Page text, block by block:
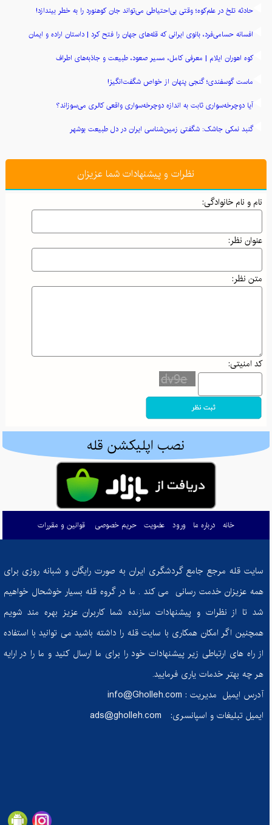
حادثه تلخ در علم‌کوه؛ وقتی بی‌احتیاطی می‌تواند جان کوهنورد را به خطر بیندازد!
افسانه حسامی‌فرد، بانوی ایرانی که قله‌های جهان را فتح کرد | داستان اراده و ایمان
کوه اهوران ایلام | معرفی کامل، مسیر صعود، طبیعت و جاذبه‌های اطراف
ماست گوسفندی؛ گنجی پنهان از خواص شگفت‌انگیز!
آیا دوچرخه‌سواری ثابت به اندازه دوچرخه‌سواری واقعی کالری می‌سوزاند؟
گنبد نمکی جاشک: شگفتی زمین‌شناسی ایران در دل طبیعت بوشهر
راز روغن‌ها: چگونه چربی‌های سالم عضله‌سازی شما را تقویت می‌کنند؟
"هگمتانه؛ نخستین پایتخت ایران و گنجینه‌ای از تمدن باستان"
معرفی کتاب رهایی از قید و بندهای ذهنی نوشته وین دایر
معرفی کتاب "به سوی کامیابی" اثر آنتونی رابینز
والدین هلیکوپتری و اثرات آن بر رشد خودمختاری
جذاب‌ترین مقاصد پاییزی ایران: از جادوی جنگل‌های شمال تا آرامش کویرهای بکر
پاییز در کوهستان: راهنمای کامل برای آمادگی و تجهیزات ضروری کوهنوردی
ادموند هیلاری: تسخیرکننده اورست و نماد اراده بشری
گم شدن در طبیعت: راهنمای بقا و بازگشت ایمن در کوه و جنگل
کوله‌پشتی‌های کوهنوردی: راهنمای انتخاب هوشمندانه برای صعود به قله‌های موفقیت
چطور زندگی‌تان را تحت کنترل درآورید: معرفی کتاب "ذهن حواس جمع"
مرداب دیوک؛ نگینی پنهان در دل جنگل‌های سرسبز کلاردشت
از تصمیم تا دستاورد: چگونه در مسیر تناسب اندام ثابت‌قدم بمانیم؟
چرا باید به خواب راحت اهمیت بدهیم؟ عوارض خوابیدن با ناراحتی برای سلامتی شما
چشمه‌های جادویی فریدون: نگین‌های پنهان در دل کوه‌های اصفهان
اسکی با اطمینان: راهنمای جامع برای مقابله با خطرات و حفظ ایمنی در پیست
معرفی کتاب چگونه با هر کسی صحبت کنیم
رازهای کش لوپ: ابزار کوچک، نتایج بزرگ برای ورزش و تناسب اندام
نظرات و پیشنهادات شما عزیزان
نام و نام خانوادگی:
عنوان نظر:
متن نظر:
کد امنیتی:
نصب اپلیکشن قله
خانه درباره ما ورود عضویت حریم خصوصی قوانین و مقررات
سایت قله مرجع جامع گردشگری ایران به صورت رایگان و شبانه روزی برای
همه عزیزان خدمت رسانی می کند . ما در گروه قله بسیار خوشحال خواهیم
شد تا از نظرات و پیشنهادات سازنده شما کاربران عزیز بهره مند شویم
همچنین اگر امکان همکاری با سایت قله را داشته باشید می توانید با استفاده
از راه های ارتباطی زیر پیشنهادات خود را برای ما ارسال کنید و ما را در ارایه
هر چه بهتر خدمات یاری فرمایید.
آدرس ایمیل مدیریت : info@Gholleh.com
ایمیل تبلیغات و اسپانسری: ads@gholleh.com